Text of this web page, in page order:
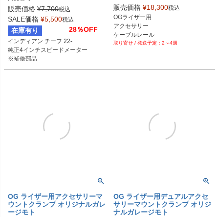
在庫限り、売れたら落としてくださ
い
販売価格 ¥7,700税込
SALE価格 ¥5,500税込
在庫有り 28％OFF
インディアン チーフ 22-
純正4インチスピードメーター
※補修部品
販売価格 ¥18,300税込
OGライザー用
アクセサリー
ケーブルレール
マウント
2～4週
OG ライザー用アクセサリーマ
ウントクランプ オリジナルガレ
ージモト
OG ライザー用デュアルアクセ
サリーマウントクランプ オリジ
ナルガレージモト